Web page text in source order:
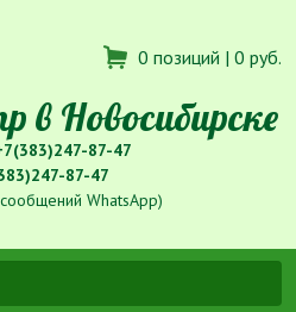
0 позиций | 0 руб.
в Новосибирске
87-47
87-47
WhatsApp)